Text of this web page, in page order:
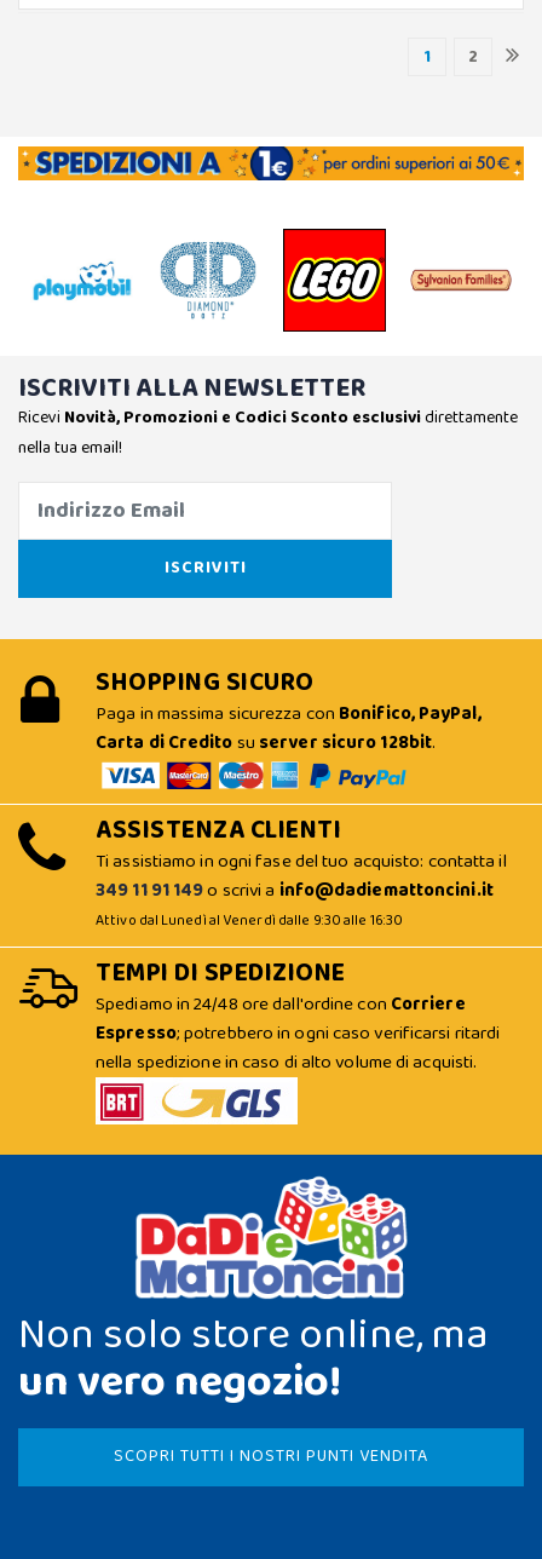
1 2
ISCRIVITI ALLA NEWSLETTER
Ricevi Novità, Promozioni e Codici Sconto esclusividirettamente
nella tua email!
SHOPPING SICURO
Paga in massima sicurezza con Bonifico, PayPal,
Carta di Creditosu server sicuro 128bit.
ASSISTENZA CLIENTI
Ti assistiamo in ogni fase del tuo acquisto: contatta il
349 11 91 149o scrivi a info@dadiemattoncini.it
Attivo dal Lunedì al Venerdì dalle 9:30 alle 16:30
TEMPI DI SPEDIZIONE
Spediamo in 24/48 ore dall'ordine con Corriere
Espresso; potrebbero in ogni caso verificarsi ritardi
nella spedizione in caso di alto volume di acquisti.
Non solo store online, ma
un vero negozio!
SCOPRI TUTTI I NOSTRI PUNTI VENDITA